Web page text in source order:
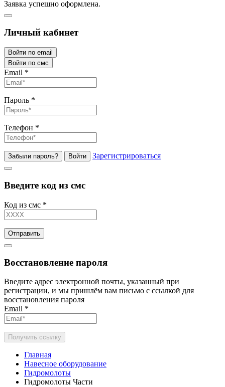
Заявка успешно оформлена.
Личный кабинет
Войти по email
Войти по смс
Email *
Пароль *
Телефон *
Забыли пароль? Войти Зарегистрироваться
Введите код из смс
Код из смс *
Отправить
Восстановление пароля
Введите адрес электронной почты, указанный при
регистрации, и мы пришлём вам письмо с ссылкой для
восстановления пароля
Email *
Получить ссылку
Главная
Навесное оборудование
Гидромолоты
Гидромолоты Части